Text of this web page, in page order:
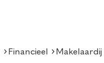
Financieel Makelaardij